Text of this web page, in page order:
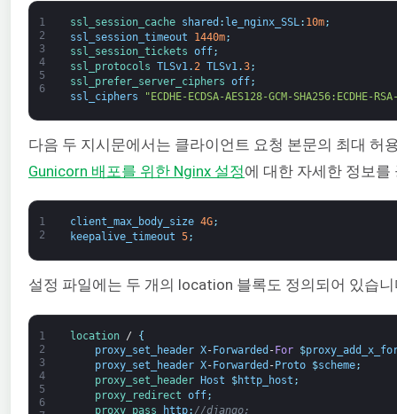
1
2
3
4
5
6
ssl_session_cache shared : le_nginx_SSL : 10m;
ssl_session_timeout
1440m;
ssl_session_tickets off;
ssl_protocols TLSv1.2 TLSv1.3;
ssl_prefer_server_ciphers off;
ssl_ciphers
"ECDHE-ECDSA-AES128-GCM-SHA256:ECDHE-
다음 두 지시문에서는 클라이언트 요청 본문의 최대 허
Gunicorn 배포를 위한 Nginx 설정에 대한 자세한 정보
1
2
client_max_body_size 4G;
keepalive_timeout 5;
설정 파일에는 두 개의 location 블록도 정의되어 있습
1
2
3
4
5
6
location /
{
proxy_set_header X- Forwarded - For $
proxy_set_header X- Forwarded - Proto $scheme;
proxy_set_header
Host $http_host ;
proxy_redirect off;
proxy_pass
http: //django;